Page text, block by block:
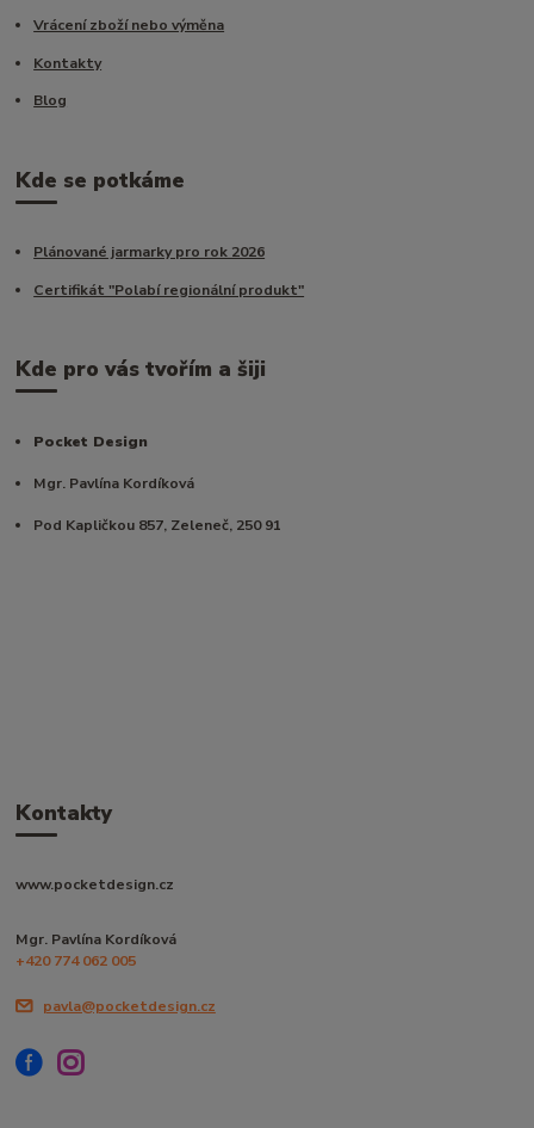
Vrácení zboží nebo výměna
Kontakty
Blog
Kde se potkáme
Plánované jarmarky pro rok 2026
Certifikát "Polabí regionální produkt"
Kde pro vás tvořím a šiji
Pocket Design
Mgr. Pavlína Kordíková
Pod Kapličkou 857, Zeleneč, 250 91
Kontakty
www.pocketdesign.cz
Mgr. Pavlína Kordíková
+420 774 062 005
pavla@pocketdesign.cz